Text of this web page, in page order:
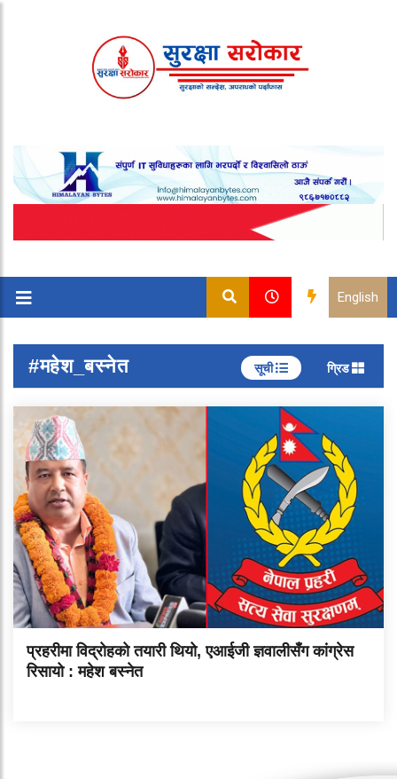
English
#महेश_बस्नेत सूची ग्रिड
प्रहरीमा विद्रोहको तयारी थियो, एआईजी ज्ञवालीसँग कांग्रेस
रिसायो : महेश बस्नेत